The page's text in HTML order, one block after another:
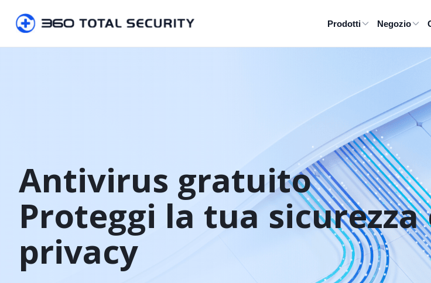
Prodotti Negozio
Antivirus gratuito
Proteggi la tua
privacy